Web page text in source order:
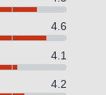
4.6
4.1
4.2